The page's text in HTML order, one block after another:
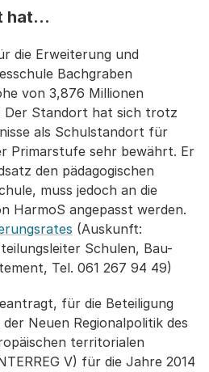
hat…
die Erweiterung und
Bachgraben
von 3,876 Millionen
Der Standort hat sich trotz
als Schulstandort für
Primarstufe sehr bewährt. Er
den pädagogischen
muss jedoch an die
HarmoS angepasst werden.
(Auskunft:
Schulen, Bau-
Tel. 061 267 94 49)
für die Beteiligung
Neuen Regionalpolitik des
territorialen
V) für die Jahre 2014